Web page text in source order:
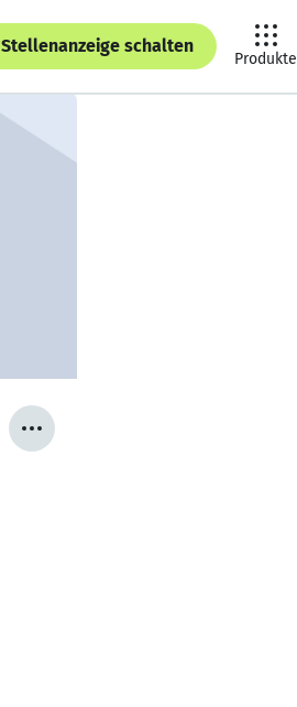
Stellenanzeige schalten
Produkte